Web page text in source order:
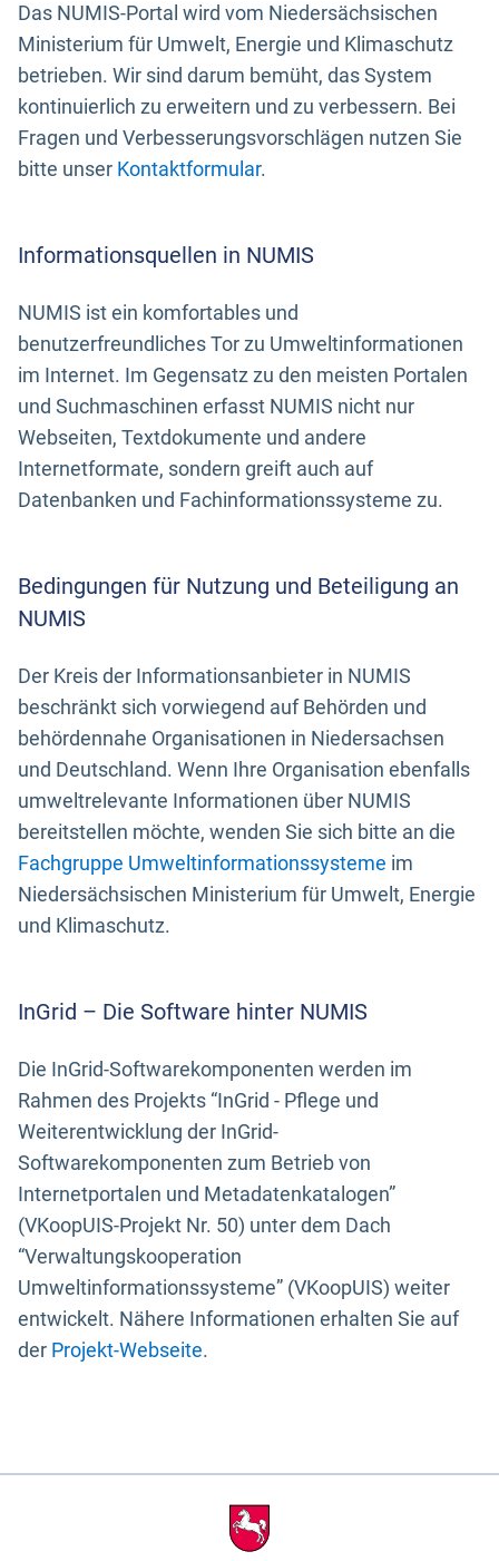
Das NUMIS-Portal wird vom Niedersächsischen
Ministerium für Umwelt, Energie und Klimaschutz
betrieben. Wir sind darum bemüht, das System
kontinuierlich zu erweitern und zu verbessern. Bei
Fragen und Verbesserungsvorschlägen nutzen Sie
bitte unser Kontaktformular.
Informationsquellen in NUMIS
NUMIS ist ein komfortables und
benutzerfreundliches Tor zu Umweltinformationen
im Internet. Im Gegensatz zu den meisten Portalen
und Suchmaschinen erfasst NUMIS nicht nur
Webseiten, Textdokumente und andere
Internetformate, sondern greift auch auf
Datenbanken und Fachinformationssysteme zu.
Bedingungen für Nutzung und Beteiligung an
NUMIS
Der Kreis der Informationsanbieter in NUMIS
beschränkt sich vorwiegend auf Behörden und
behördennahe Organisationen in Niedersachsen
und Deutschland. Wenn Ihre Organisation ebenfalls
umweltrelevante Informationen über NUMIS
bereitstellen möchte, wenden Sie sich bitte an die
Fachgruppe Umweltinformationssysteme im
Niedersächsischen Ministerium für Umwelt, Energie
und Klimaschutz.
InGrid – Die Software hinter NUMIS
Die InGrid-Softwarekomponenten werden im
Rahmen des Projekts “InGrid - Pflege und
Weiterentwicklung der InGrid-
Softwarekomponenten zum Betrieb von
Internetportalen und Metadatenkatalogen”
(VKoopUIS-Projekt Nr. 50) unter dem Dach
“Verwaltungskooperation
Umweltinformationssysteme” (VKoopUIS) weiter
entwickelt. Nähere Informationen erhalten Sie auf
der Projekt-Webseite.